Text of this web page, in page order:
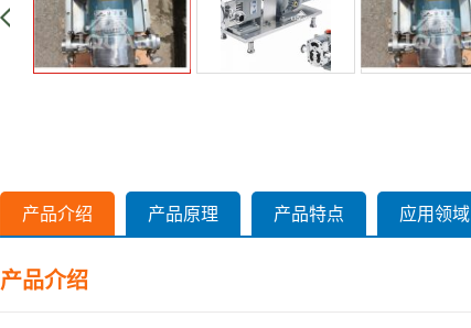
产品介绍 产品原理 产品特点 应用领域
产品介绍